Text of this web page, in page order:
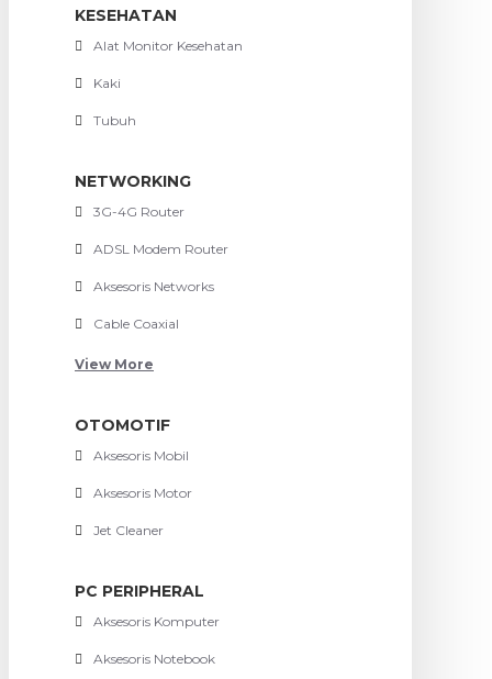
KESEHATAN
Alat Monitor Kesehatan
Kaki
Tubuh
NETWORKING
3G-4G Router
ADSL Modem Router
Aksesoris Networks
Cable Coaxial
View More
OTOMOTIF
Aksesoris Mobil
Aksesoris Motor
Jet Cleaner
PC PERIPHERAL
Aksesoris Komputer
Aksesoris Notebook